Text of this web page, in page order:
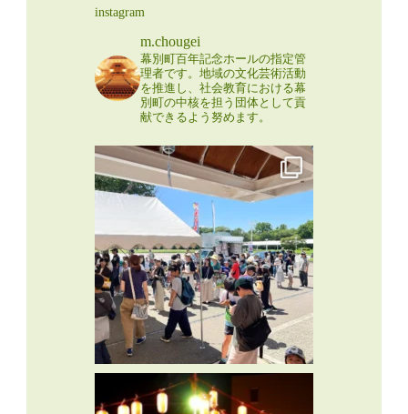
instagram
m.chougei
幕別町百年記念ホールの指定管
理者です。地域の文化芸術活動
を推進し、社会教育における幕
別町の中核を担う団体として貢
献できるよう努めます。